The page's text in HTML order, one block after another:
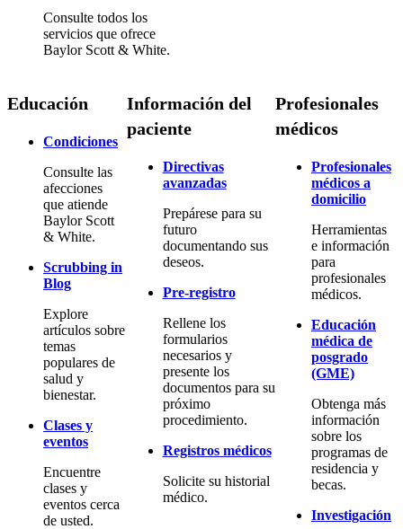
Consulte todos los
servicios que ofrece
Baylor Scott & White.
Educación
Condiciones
Consulte las
afecciones
que atiende
Baylor Scott
& White.
Scrubbing in
Blog
Explore
artículos sobre
temas
populares de
salud y
bienestar.
Clases y
eventos
Encuentre
clases y
eventos cerca
de usted.
Información del
paciente
Directivas
avanzadas
Prepárese para su
futuro
documentando sus
deseos.
Pre-registro
Rellene los
formularios
necesarios y
presente los
documentos para su
próximo
procedimiento.
Registros médicos
Solicite su historial
médico.
Profesionales
médicos
Profesionales
médicos a
domicilio
Herramientas
e información
para
profesionales
médicos.
Educación
médica de
posgrado
(GME)
Obtenga más
información
sobre los
programas de
residencia y
becas.
Investigación